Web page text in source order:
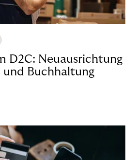
D2C: Neuausrichtung
und Buchhaltung